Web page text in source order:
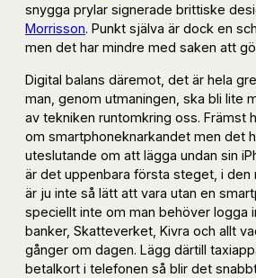
snygga prylar signerade brittiske
Morrisson. Punkt själva är dock en
men det har mindre med saken att
Digital balans däremot, det är hela
man, genom utmaningen, ska bli lite
av tekniken runtomkring oss. Främst
om smartphoneknarkandet men det
uteslutande om att lägga undan sin
är det uppenbara första steget, i den
är ju inte så lätt att vara utan en
speciellt inte om man behöver logga
banker, Skatteverket, Kivra och allt
gånger om dagen. Lägg därtill
betalkort i telefonen så blir det